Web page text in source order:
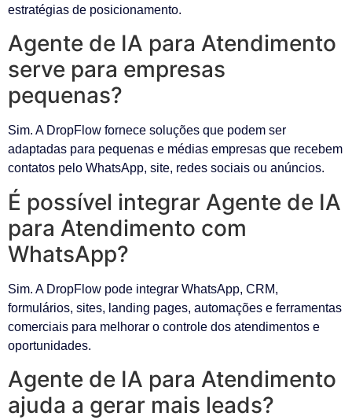
estratégias de posicionamento.
Agente de IA para Atendimento
serve para empresas
pequenas?
Sim. A DropFlow fornece soluções que podem ser
adaptadas para pequenas e médias empresas que recebem
contatos pelo WhatsApp, site, redes sociais ou anúncios.
É possível integrar Agente de IA
para Atendimento com
WhatsApp?
Sim. A DropFlow pode integrar WhatsApp, CRM,
formulários, sites, landing pages, automações e ferramentas
comerciais para melhorar o controle dos atendimentos e
oportunidades.
Agente de IA para Atendimento
ajuda a gerar mais leads?